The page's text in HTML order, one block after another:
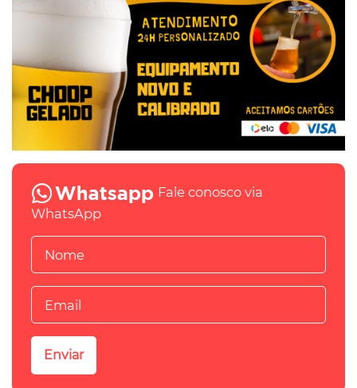
Fale conosco via
WhatsApp